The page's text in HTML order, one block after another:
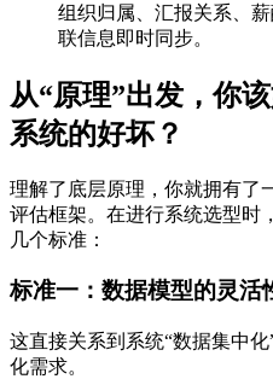
组织归属、汇报关系、
联信息即时同步。
从“原理”出发，你
系统的好坏？
理解了底层原理，你就拥有了
评估框架。在进行系统选型时
几个标准：
标准一：数据模型的灵活
这直接关系到系统“数据集中
化需求。